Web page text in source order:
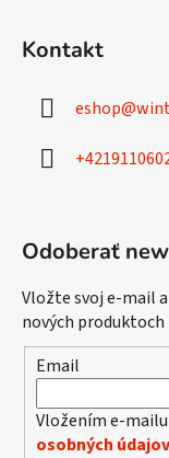
Kontakt
eshop@
Odoberať
Vložte svoj e-mail
nových produktoch
Email
Vložením e-
osobných údajov